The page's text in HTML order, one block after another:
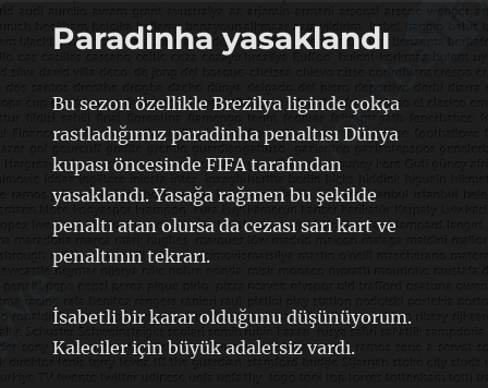
Paradinha yasaklandı
Bu sezon özellikle Brezilya liginde çokça
rastladığımız paradinha penaltısı Dünya
kupası öncesinde FIFA tarafından
yasaklandı. Yasağa rağmen bu şekilde
penaltı atan olursa da cezası sarı kart ve
penaltının tekrarı.
İsabetli bir karar olduğunu düşünüyorum.
Kaleciler için büyük adaletsiz vardı.